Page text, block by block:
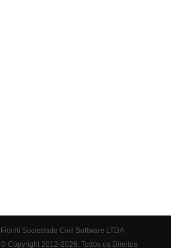
Fiorilli Sociedade Civil Software LTDA
© Copyright 2012-2026. Todos os Direitos